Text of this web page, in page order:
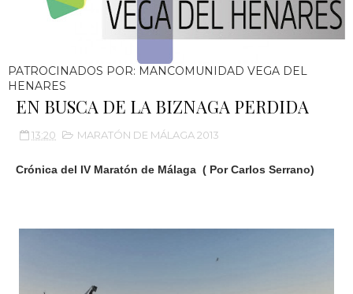
PATROCINADOS POR: MANCOMUNIDAD VEGA DEL
HENARES
EN BUSCA DE LA BIZNAGA PERDIDA
13:20 MARATÓN DE MÁLAGA 2013
Crónica del IV Maratón de Málaga ( Por Carlos Serrano)